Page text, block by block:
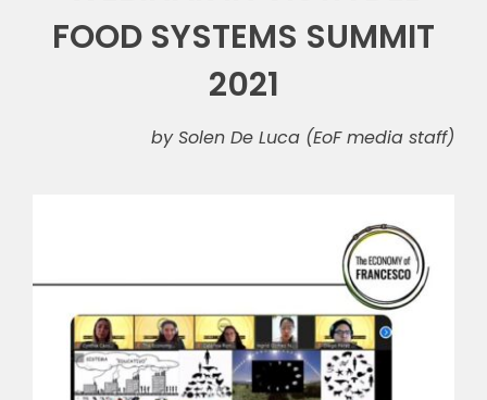
FOOD SYSTEMS SUMMIT
2021
by Solen De Luca (EoF media staff)